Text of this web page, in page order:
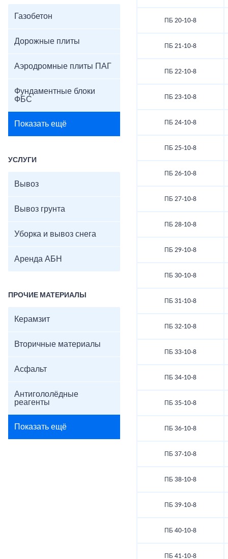
Газобетон
Дорожные плиты
Аэродромные плиты ПАГ
Фундаментные блоки
ФБС
Показать ещё
УСЛУГИ
Вывоз
Вывоз грунта
Уборка и вывоз снега
Аренда АБН
ПРОЧИЕ МАТЕРИАЛЫ
Керамзит
Вторичные материалы
Асфальт
Антигололёдные
реагенты
Показать ещё
ПБ 20-10-8
ПБ 21-10-8
ПБ 22-10-8
ПБ 23-10-8
ПБ 24-10-8
ПБ 25-10-8
ПБ 26-10-8
ПБ 27-10-8
ПБ 28-10-8
ПБ 29-10-8
ПБ 30-10-8
ПБ 31-10-8
ПБ 32-10-8
ПБ 33-10-8
ПБ 34-10-8
ПБ 35-10-8
ПБ 36-10-8
ПБ 37-10-8
ПБ 38-10-8
ПБ 39-10-8
ПБ 40-10-8
ПБ 41-10-8